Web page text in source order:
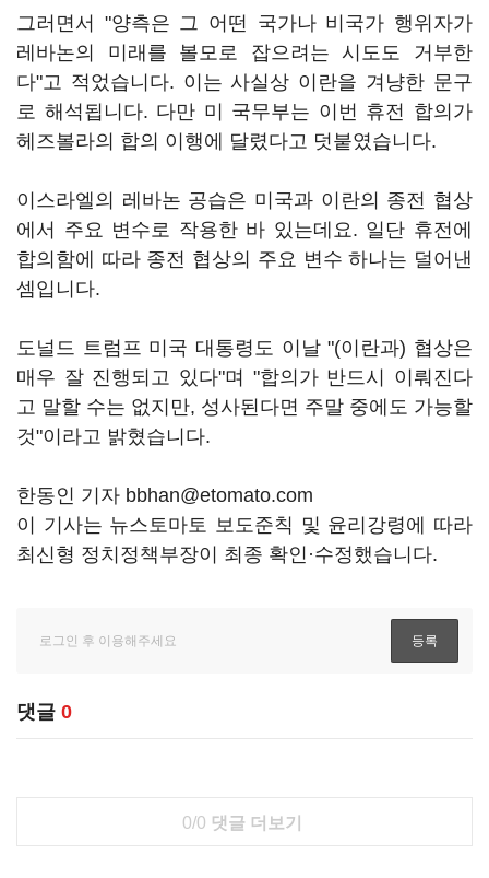
그러면서 "양측은 그 어떤 국가나 비국가 행위자가
레바논의 미래를 볼모로 잡으려는 시도도 거부한
다"고 적었습니다. 이는 사실상 이란을 겨냥한 문구
로 해석됩니다. 다만 미 국무부는 이번 휴전 합의가
헤즈볼라의 합의 이행에 달렸다고 덧붙였습니다.
이스라엘의 레바논 공습은 미국과 이란의 종전 협상
에서 주요 변수로 작용한 바 있는데요. 일단 휴전에
합의함에 따라 종전 협상의 주요 변수 하나는 덜어낸
셈입니다.
도널드 트럼프 미국 대통령도 이날 "(이란과) 협상은
매우 잘 진행되고 있다"며 "합의가 반드시 이뤄진다
고 말할 수는 없지만, 성사된다면 주말 중에도 가능할
것"이라고 밝혔습니다.
한동인 기자 bbhan@etomato.com
이 기사는 뉴스토마토 보도준칙 및 윤리강령에 따라
최신형 정치정책부장이 최종 확인·수정했습니다.
댓글 0
0/0 댓글 더보기